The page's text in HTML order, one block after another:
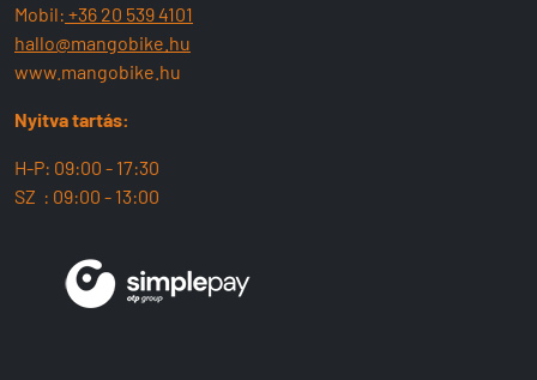
Mobil: +36 20 539 4101
hallo@mangobike.hu
www.mangobike.hu
Nyitva tartás:
H-P: 09:00 - 17:30
SZ : 09:00 - 13:00